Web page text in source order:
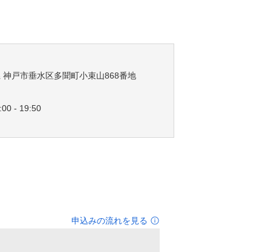
戸市垂水区多聞町小束山868番地
- 19:50
申込みの流れを見る